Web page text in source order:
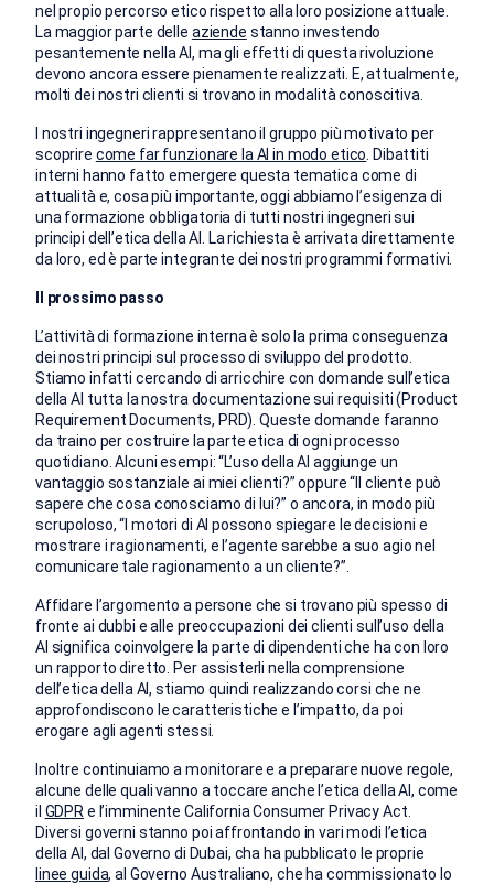
nel propio percorso etico rispetto alla loro posizione attuale.
La maggior parte delle aziende stanno investendo
pesantemente nella AI, ma gli effetti di questa rivoluzione
devono ancora essere pienamente realizzati. E, attualmente,
molti dei nostri clienti si trovano in modalità conoscitiva.
I nostri ingegneri rappresentano il gruppo più motivato per
scoprire come far funzionare la AI in modo etico . Dibattiti
interni hanno fatto emergere questa tematica come di
attualità e, cosa più importante, oggi abbiamo l’esigenza di
una formazione obbligatoria di tutti nostri ingegneri sui
principi dell’etica della AI. La richiesta è arrivata direttamente
da loro, ed è parte integrante dei nostri programmi formativi.
Il prossimo passo
L’attività di formazione interna è solo la prima conseguenza
dei nostri principi sul processo di sviluppo del prodotto.
Stiamo infatti cercando di arricchire con domande sull’etica
della AI tutta la nostra documentazione sui requisiti (Product
Requirement Documents, PRD). Queste domande faranno
da traino per costruire la parte etica di ogni processo
quotidiano. Alcuni esempi: “L’uso della AI aggiunge un
vantaggio sostanziale ai miei clienti?” oppure “Il cliente può
sapere che cosa conosciamo di lui?” o ancora, in modo più
scrupoloso, “I motori di AI possono spiegare le decisioni e
mostrare i ragionamenti, e l’agente sarebbe a suo agio nel
comunicare tale ragionamento a un cliente?”.
Affidare l’argomento a persone che si trovano più spesso di
fronte ai dubbi e alle preoccupazioni dei clienti sull’uso della
AI significa coinvolgere la parte di dipendenti che ha con loro
un rapporto diretto. Per assisterli nella comprensione
dell’etica della AI, stiamo quindi realizzando corsi che ne
approfondiscono le caratteristiche e l’impatto, da poi
erogare agli agenti stessi.
Inoltre continuiamo a monitorare e a preparare nuove regole,
alcune delle quali vanno a toccare anche l’etica della AI, come
il GDPR e l’imminente California Consumer Privacy Act.
Diversi governi stanno poi affrontando in vari modi l’etica
della AI, dal Governo di Dubai, cha ha pubblicato le proprie
linee guida, al Governo Australiano, che ha commissionato lo